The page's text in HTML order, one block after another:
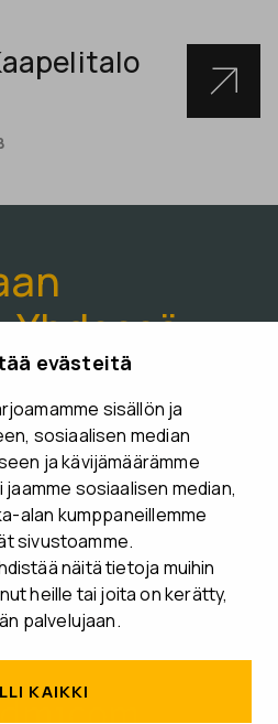
evästeitä
sisällön ja
sosiaalisen median
ja kävijämäärämme
sosiaalisen median,
alan kumppaneillemme
sivustoamme.
näitä tietoja muihin
heille tai joita on kerätty,
palvelujaan.
KAIKKI
Yhdessä.
meitä